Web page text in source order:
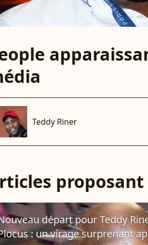
Teddy Riner
proposant
départ pour Teddy
: un virage surprenant